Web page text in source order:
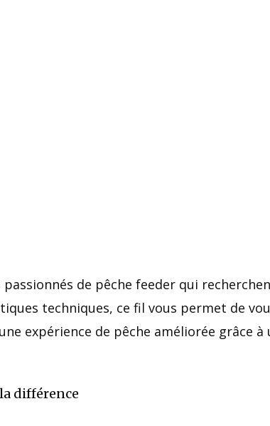
passionnés de pêche feeder qui
techniques, ce fil vous permet de
expérience de pêche améliorée grâce
différence